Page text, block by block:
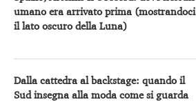
umano era arrivato prima (mostrandoci
il lato oscuro della Luna)
Dalla cattedra al backstage: quando il
Sud insegna alla moda come si guarda